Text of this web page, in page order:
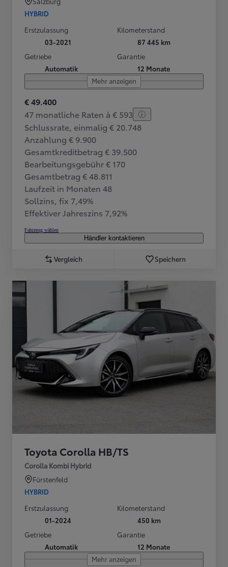
HYBRID
Erstzulassung
03-2021
Kilometerstand
87 445 km
Getriebe
Automatik
Garantie
12 Monate
Mehr anzeigen
€ 49.400
47 monatliche Raten à € 593
Schlussrate, einmalig € 20.748
Anzahlung € 9.900
Gesamtkreditbetrag € 39.500
Bearbeitungsgebühr € 170
Gesamtbetrag € 48.811
Laufzeit in Monaten 48
Sollzins, fix 7,49%
Effektiver Jahreszins 7,92%
Fahrzeug wählen
Händler kontaktieren
Vergleich Speichern
Toyota Corolla HB/TS
Corolla Kombi Hybrid
Fürstenfeld
HYBRID
Erstzulassung
01-2024
Kilometerstand
450 km
Getriebe
Automatik
Garantie
12 Monate
Mehr anzeigen